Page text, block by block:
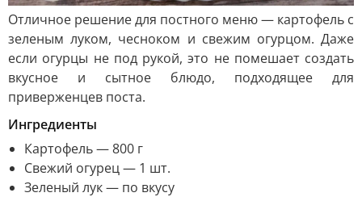
Отличное решение для постного меню — картофель с
зеленым луком, чесноком и свежим огурцом. Даже
если огурцы не под рукой, это не помешает создать
вкусное и сытное блюдо, подходящее для
приверженцев поста.
Ингредиенты
Картофель — 800 г
Свежий огурец — 1 шт.
Зеленый лук — по вкусу